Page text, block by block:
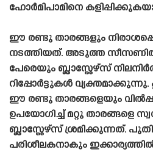
ഹോർമിപാമിനെ
ഈ രണ്ടു താരങ്ങളും
നടത്തിയത്. അടുത്ത
പേരെയും ബ്ലാസ്റ്റേഴ്‌സ്
റിപ്പോർട്ടുകൾ
ഈ രണ്ടു താരങ്ങളെയും
ഉപയോഗിച്ച് മറ്റു താരങ്ങളെ
ബ്ലാസ്റ്റേഴ്‌സ് ശ്രമിക്കുന്നത്.
പരിശീലകനാകും